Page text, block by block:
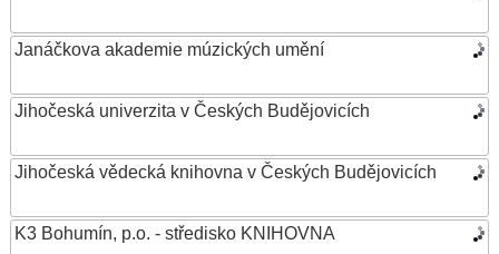
Janáčkova akademie múzických umění
Jihočeská univerzita v Českých Budějovicích
Jihočeská vědecká knihovna v Českých Budějovicích
K3 Bohumín, p.o. - středisko KNIHOVNA